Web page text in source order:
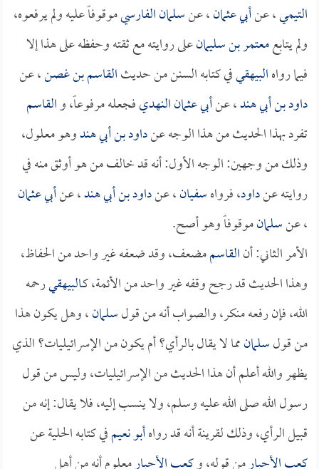
التيمي، عنأبي عثمان، عنسلمان الفارسيموقوفاً عليه ولم يرفعوه،
ولم يتابعمعتمر بن سليمانعلى روايته مع ثقته وحفظه على هذا إلا
فيما رواهالبيهقيفي كتابه السنن من حديثالقاسم بن غصن، عن
داود بن أبي هند، عنأبي عثمان النهديفجعله مرفوعاً، والقاسم
تفرد بهذا الحديث من هذا الوجه عنداود بن أبي هندوهو معلول،
وذلك من وجهين: الوجه الأول: أنه قد خالف من هو أوثق منه في
روايته عنداود، فرواهسفيان، عنداود بن أبي هند، عنأبي عثمان
، عنسلمانموقوفاً وهو أصح.
الأمر الثاني: أنالقاسممضعف، وقد ضعفه غير واحد من الحفاظ،
وهذا الحديث قد رجح وقفه غير واحد من الأئمة، كـالبيهقيرحمه
الله، فإن رفعه منكر، والصواب أنه من قولسلمان، وهل يكون هذا
من قولسلمانمما لا يقال بالرأي؟ أم يكون من الإسرائيليات؟ الذي
يظهر والله أعلم أن هذا الحديث من الإسرائيليات، وليس من قول
رسول الله صلى الله عليه وسلم، ولا ينسب إليه، فلا يقال: إنه من
قبيل الرأي، وذلك لقرينة أنه قد رواهأبو نعيمفي كتابه الحلية عن